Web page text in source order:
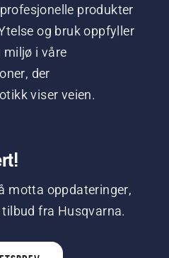
produkter
og bruk oppfyller
miljø i våre
der
viser veien.
motta oppdateringer,
fra Husqvarna.